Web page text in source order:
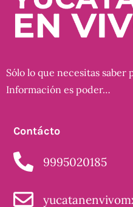
Sólo lo que necesitas
Información es poder…
Contácto
9995020185